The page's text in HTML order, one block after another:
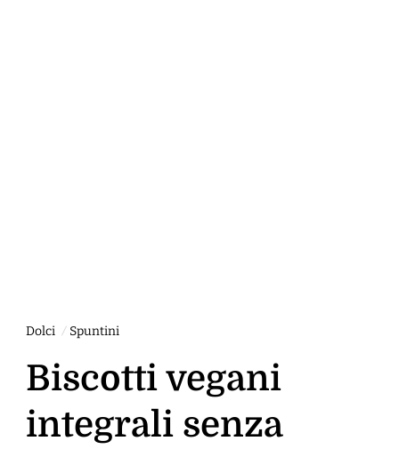
Dolci Spuntini
Biscotti vegani
integrali senza